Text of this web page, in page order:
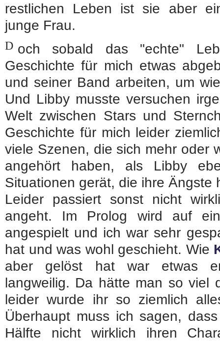
restlichen Leben ist sie aber
junge Frau.
D och sobald das "echte"
Geschichte für mich etwas
und seiner Band arbeiten, um
Und Libby musste versuchen
Welt zwischen Stars und
Geschichte für mich leider
viele Szenen, die sich mehr oder
angehört haben, als Libby
Situationen gerät, die ihre Ängste
Leider passiert sonst nicht
angeht. Im Prolog wird auf
angespielt und ich war sehr
hat und was wohl geschieht. Wie
aber gelöst hat war etwas
langweilig. Da hätte man so viel
leider wurde ihr so ziemlich
Überhaupt muss ich sagen,
Hälfte nicht wirklich ihren